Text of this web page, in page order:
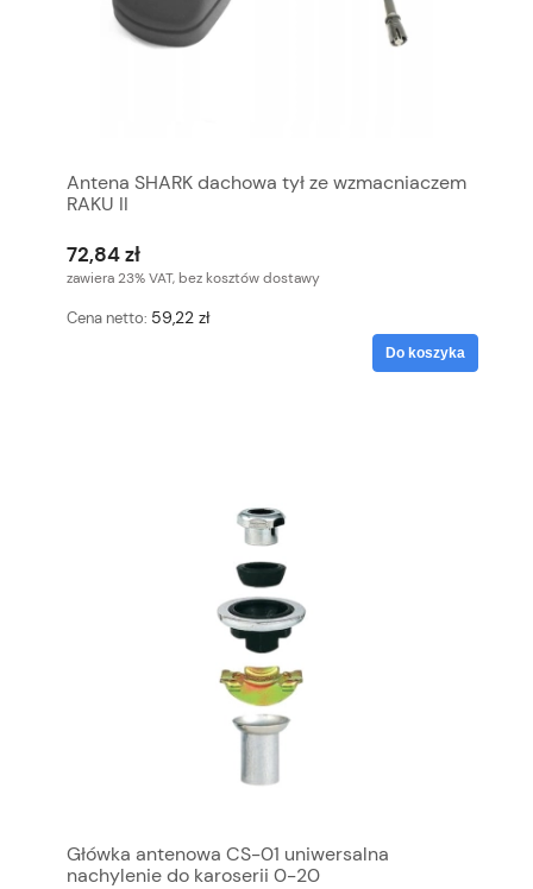
Antena SHARK dachowa tył ze wzmacniaczem
RAKU II
72,84 zł
zawiera 23% VAT, bez kosztów dostawy
Cena netto: 59,22 zł
Do koszyka
Główka antenowa CS-01 uniwersalna
nachylenie do karoserii 0-20